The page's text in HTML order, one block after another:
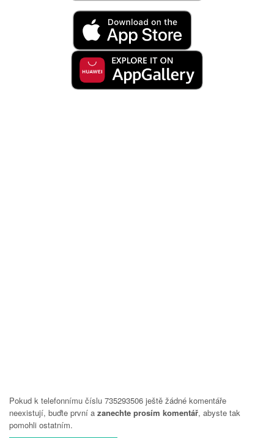
Pokud k telefonnímu číslu 735293506 ještě žádné komentáře
neexistují, buďte první a zanechte prosím komentář, abyste tak
pomohli ostatním.